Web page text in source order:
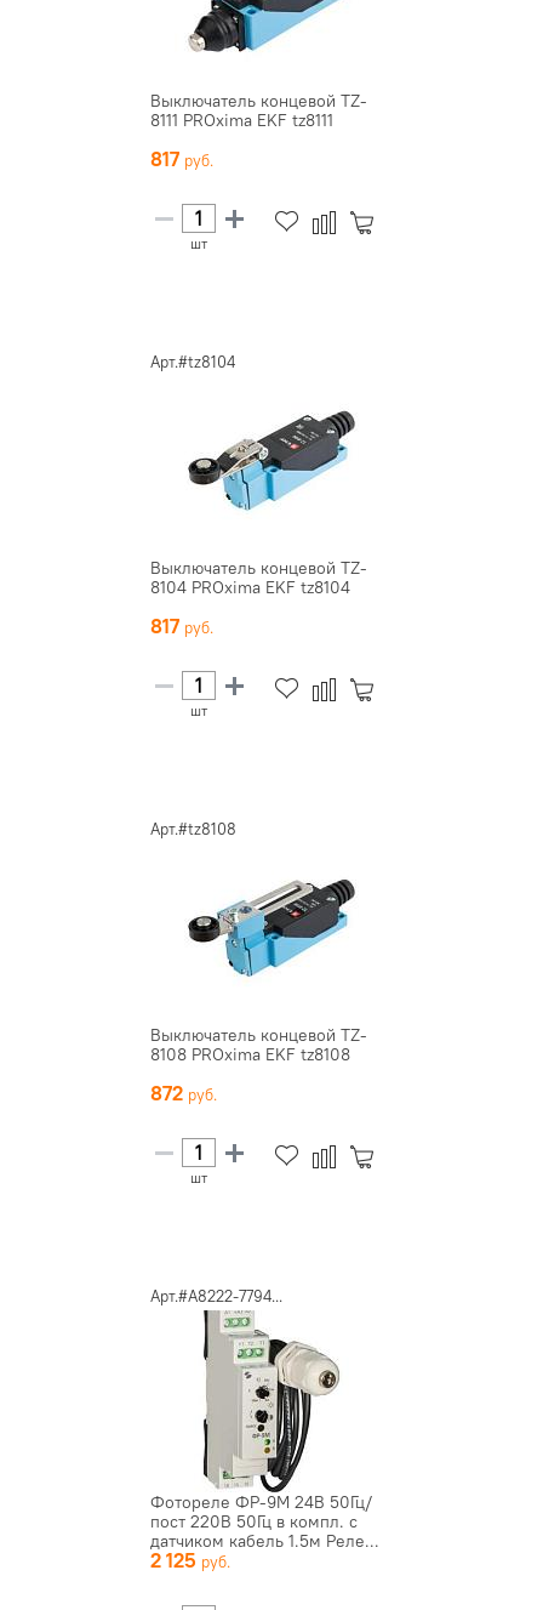
Выключатель концевой TZ-
8111 PROxima EKF tz8111
817
шт
Арт.#tz8104
Выключатель концевой TZ-
8104 PROxima EKF tz8104
817
шт
Арт.#tz8108
Выключатель концевой TZ-
8108 PROxima EKF tz8108
872
шт
Арт.#A8222-7794...
Фотореле ФР-9М 24В 50Гц/
пост 220В 50Гц в компл. с
датчиком кабель 1.5м Реле...
2 125